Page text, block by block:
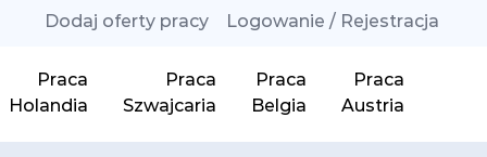
Dodaj oferty pracy Logowanie / Rejestracja
Praca
Holandia
Praca
Szwajcaria
Praca
Belgia
Praca
Austria